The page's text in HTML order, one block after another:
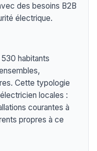
des besoins B2B
électrique.
habitants
Cette typologie
locales :
courantes à
propres à ce